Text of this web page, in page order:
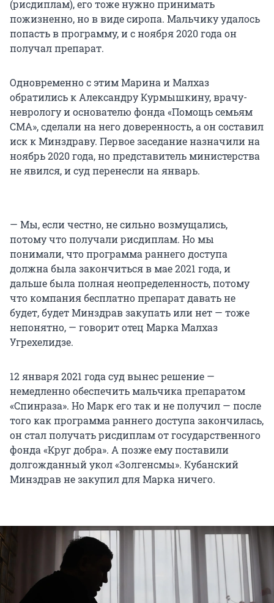
(рисдиплам), его тоже нужно принимать
пожизненно, но в виде сиропа. Мальчику удалось
попасть в программу, и с ноября 2020 года он
получал препарат.
Одновременно с этим Марина и Малхаз
обратились к Александру Курмышкину, врачу-
неврологу и основателю фонда «Помощь семьям
СМА», сделали на него доверенность, а он составил
иск к Минздраву. Первое заседание назначили на
ноябрь 2020 года, но представитель министерства
не явился, и суд перенесли на январь.
— Мы, если честно, не сильно возмущались,
потому что получали рисдиплам. Но мы
понимали, что программа раннего доступа
должна была закончиться в мае 2021 года, и
дальше была полная неопределенность, потому
что компания бесплатно препарат давать не
будет, будет Минздрав закупать или нет — тоже
непонятно, — говорит отец Марка Малхаз
Угрехелидзе.
12 января 2021 года суд вынес решение —
немедленно обеспечить мальчика препаратом
«Спинраза». Но Марк его так и не получил — после
того как программа раннего доступа закончилась,
он стал получать рисдиплам от государственного
фонда «Круг добра». А позже ему поставили
долгожданный укол «Золгенсмы». Кубанский
Минздрав не закупил для Марка ничего.